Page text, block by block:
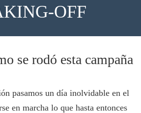
OFF
se rodó esta campaña
pasamos un día inolvidable en el
en marcha lo que hasta entonces